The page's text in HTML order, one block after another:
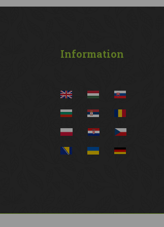
Information